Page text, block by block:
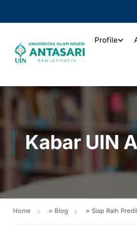
Profile
Kabar UIN
Home » Blog » Siap Raih